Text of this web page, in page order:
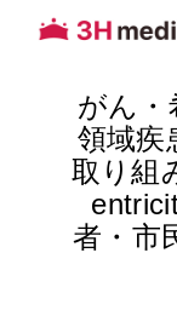
がん・
領域疾
取り組
者・市